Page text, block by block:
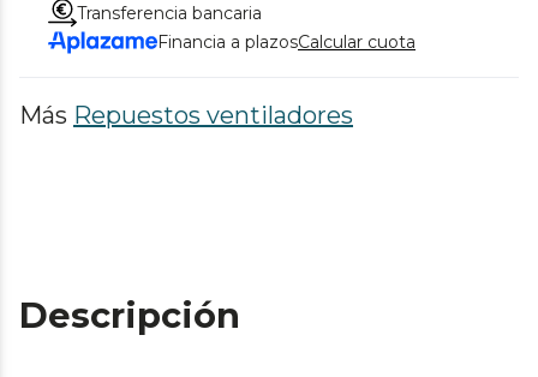
Transferencia bancaria
Financia a plazosCalcular cuota
Más Repuestos ventiladores
Descripción